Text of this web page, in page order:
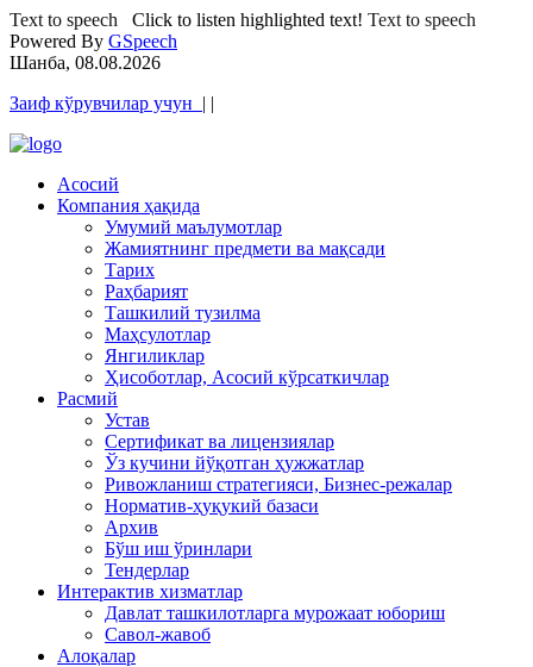
Text to speech Click to listen highlighted text! Text to speech
Powered By GSpeech
Шанба, 08.08.2026
Заиф кўрувчилар учун | |
Асосий
Компания ҳақида
Умумий маълумотлар
Жамиятнинг предмети ва мақсади
Тарих
Раҳбарият
Ташкилий тузилма
Маҳсулотлар
Янгиликлар
Ҳисоботлар, Асосий кўрсаткичлар
Расмий
Устав
Сертификат ва лицензиялар
Ўз кучини йўқотган ҳужжатлар
Ривожланиш стратегияси, Бизнес-режалар
Норматив-ҳуқукий базаси
Архив
Бўш иш ўринлари
Тендерлар
Интерактив хизматлар
Давлат ташкилотларга мурожаат юбориш
Савол-жавоб
Алоқалар